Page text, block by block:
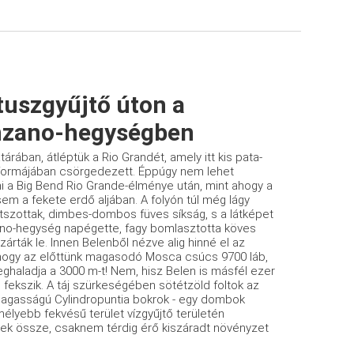
úton a
hegységben
átléptük a Rio Grandét, amely itt kis pata­
csörgedezett. Éppúgy nem lehet
a Big Bend Rio Grande-élménye után, mint ahogy a
a fekete erdő aljában. A folyón túl még lágy
dimbes-dombos füves síkság, s a látképet
hegység napégette, fagy bomlasztotta köves
le. Innen Belenből nézve alig hinné el az
az előttünk maga­sodó Mosca csúcs 9700 láb,
a 3000 m-t! Nem, hisz Belen is másfél ezer
A táj szürkesé­gében sötétzöld foltok az
Cylindropuntia­ bokrok - egy dombok
fekvésű terület víz­gyűjtő területén
össze, csaknem térdig érő kiszá­radt növényzet